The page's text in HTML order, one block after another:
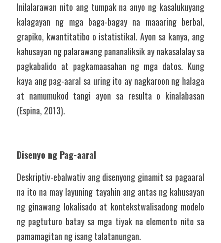
Inilalarawan nito ang tumpak na anyo ng kasalukuyang
kalagayan ng mga baga-bagay na maaaring berbal,
grapiko, kwantitatibo o istatistikal. Ayon sa kanya, ang
kahusayan ng palarawang pananaliksik ay nakasalalay sa
pagkabalido at pagkamaasahan ng mga datos. Kung
kaya ang pag-aaral sa uring ito ay nagkaroon ng halaga
at namumukod tangi ayon sa resulta o kinalabasan
(Espina, 2013).
Disenyo ng Pag-aaral
Deskriptiv-ebalwativ ang disenyong ginamit sa pagaaral
na ito na may layuning tayahin ang antas ng kahusayan
ng ginawang lokalisado at kontekstwalisadong modelo
ng pagtuturo batay sa mga tiyak na elemento nito sa
pamamagitan ng isang talatanungan.